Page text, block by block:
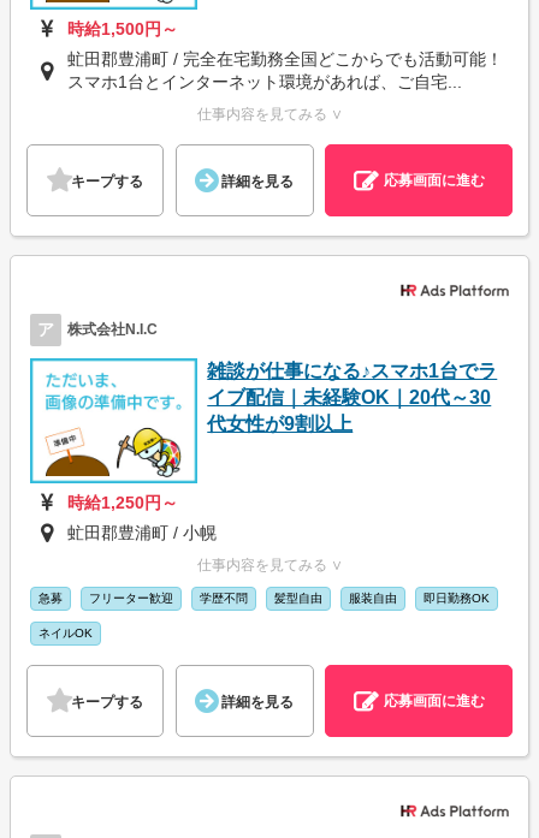
時給1,500円～
虻田郡豊浦町 / 完全在宅勤務全国どこからでも活動可能！
スマホ1台とインターネット環境があれば、ご自宅...
仕事内容を見てみる ∨
キープする 詳細を見る 応募画面に進む
ア 株式会社N.I.C
雑談が仕事になる♪スマホ1台でラ
イブ配信｜未経験OK｜20代～30
代女性が9割以上
時給1,250円～
虻田郡豊浦町 / 小幌
仕事内容を見てみる ∨
急募 フリーター歓迎 学歴不問 髪型自由 服装自由 即日勤務OK
ネイルOK
キープする 詳細を見る 応募画面に進む